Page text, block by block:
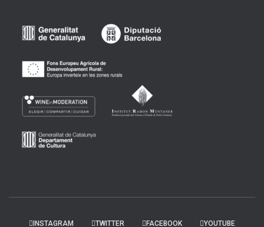
INSTAGRAM TWITTER FACEBOOK YOUTUBE